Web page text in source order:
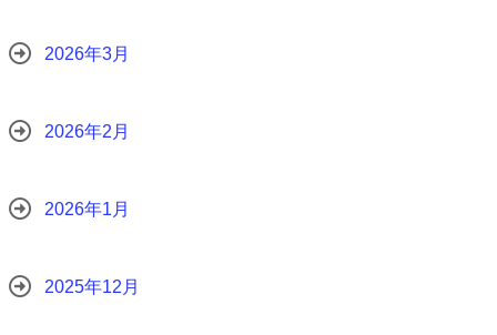
2026年3月
2026年2月
2026年1月
2025年12月